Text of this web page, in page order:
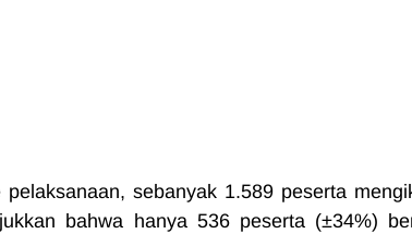
pelaksanaan, sebanyak 1.589 peserta
bahwa hanya 536 peserta (±34%)